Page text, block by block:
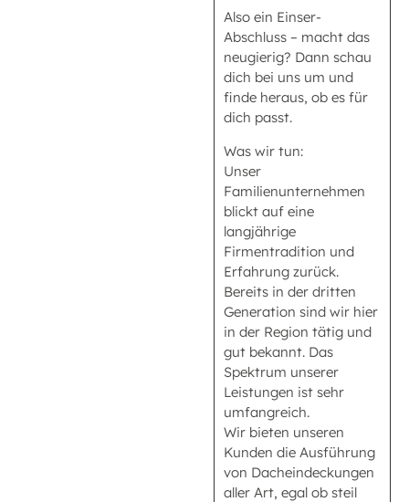
Also ein Einser-
Abschluss – macht das
neugierig? Dann schau
dich bei uns um und
finde heraus, ob es für
dich passt.
Was wir tun:
Unser
Familienunternehmen
blickt auf eine
langjährige
Firmentradition und
Erfahrung zurück.
Bereits in der dritten
Generation sind wir hier
in der Region tätig und
gut bekannt. Das
Spektrum unserer
Leistungen ist sehr
umfangreich.
Wir bieten unseren
Kunden die Ausführung
von Dacheindeckungen
aller Art, egal ob steil